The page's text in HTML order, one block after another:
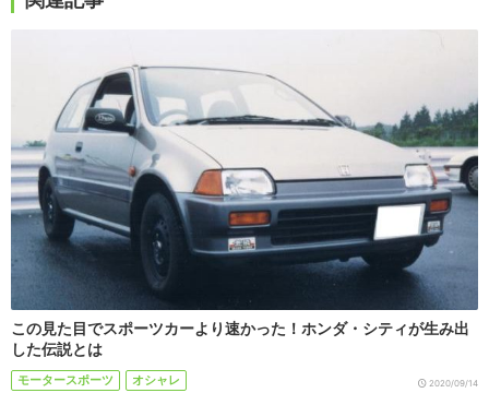
この見た目でスポーツカーより速かった！ホンダ・シティが生み出
した伝説とは
モータースポーツ オシャレ 2020/09/14